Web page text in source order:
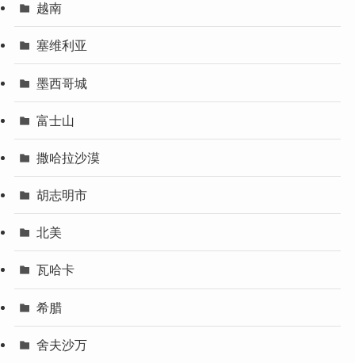
越南
塞维利亚
墨西哥城
富士山
撒哈拉沙漠
胡志明市
北美
瓦哈卡
希腊
舍夫沙万